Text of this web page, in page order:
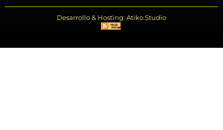
Desarrollo & Hosting: Atiko.Studio